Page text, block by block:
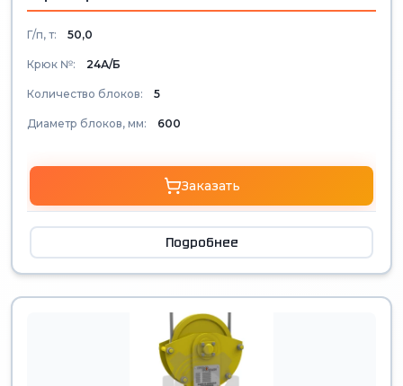
Г/п, т: 50,0
Крюк №: 24А/Б
Количество блоков: 5
Диаметр блоков, мм: 600
Заказать
Подробнее